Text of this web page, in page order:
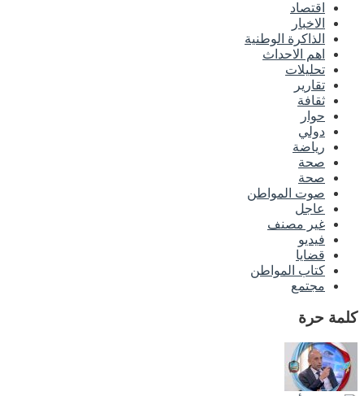
اقتصاد
الاخبار
الذاكرة الوطنية
اهم الاحداث
تحليلات
تقارير
ثقافة
حوار
دولي
رياضة
صحة
صحة
صوت المواطن
عاجل
غير مصنف
فيديو
قضايا
كتاب المواطن
مجتمع
كلمة حرة